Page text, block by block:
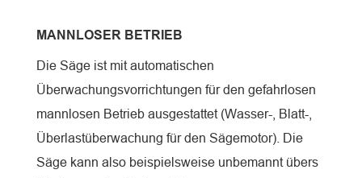
MANNLOSER BETRIEB
Die Säge ist mit automatischen
Überwachungsvorrichtungen für den gefahrlosen
mannlosen Betrieb ausgestattet (Wasser-, Blatt-,
Überlastüberwachung für den Sägemotor). Die
Säge kann also beispielsweise unbemannt übers